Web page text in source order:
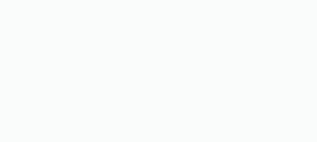
a desenvolver seus negócios.